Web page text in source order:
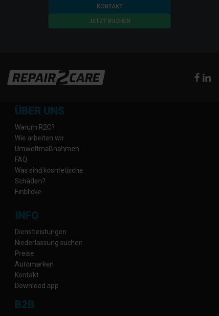
KONTAKT
JETZT BUCHEN
ÜBER UNS
Warum R2C?
Wie arbeiten wir
Umweltmaßnahmen
FAQ
Was sind kosmetische
Schäden?
Einblicke
INFO
Dienstleistungen
Niederlassung suchen
Preise
Automarken
Kontakt
Download app
B2B